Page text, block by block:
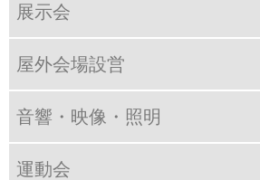
展示会
屋外会場設営
音響・映像・照明
運動会